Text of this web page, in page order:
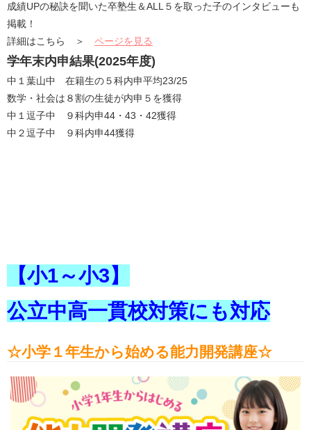
成績UPの秘訣を聞いた卒塾生＆ALL５を取った子のインタビューも
掲載！
詳細はこちら ＞ ページを見る
学年末内申結果(2025年度)
中１葉山中 在籍生の５科内申平均23/25
数学・社会は８割の生徒が内申５を獲得
中１逗子中 ９科内申44・43・42獲得
中２逗子中 ９科内申44獲得
【小1～小3】
公立中高一貫校対策にも対応
☆小学１年生から始める能力開発講座☆